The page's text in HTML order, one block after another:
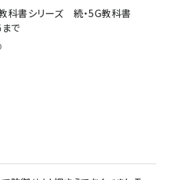
教科書シリーズ 続・5G教科書
で